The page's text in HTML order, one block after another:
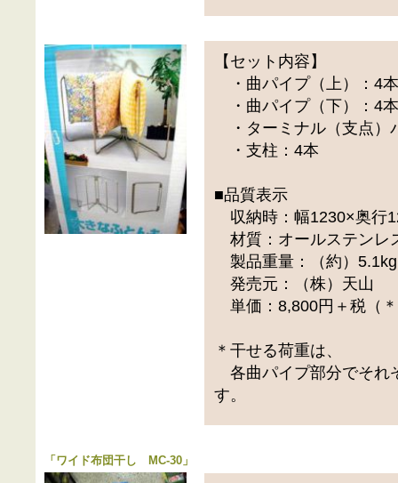
【セット内容】
・曲パイプ（上）：4
・曲パイプ（下）：4
・ターミナル（支点）
・支柱：4本
■品質表示
収納時：幅1230×奥行
材質：オールステンレ
製品重量：（約）5.1kg
発売元：（株）天山
単価：8,800円＋税（
＊干せる荷重は、
各曲パイプ部分でそれ
す。
「 ワイド布団干し MC-30 」